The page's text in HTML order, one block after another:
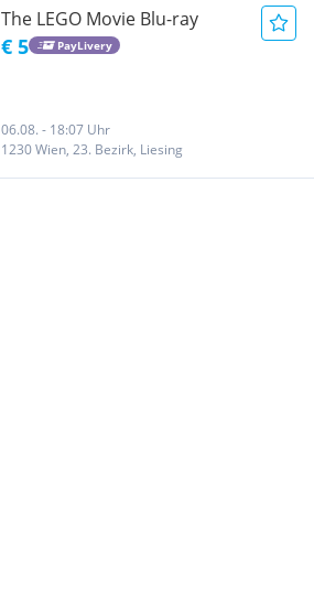
The LEGO Movie Blu-ray
€ 5 PayLivery
06.08. - 18:07 Uhr
1230 Wien, 23. Bezirk, Liesing